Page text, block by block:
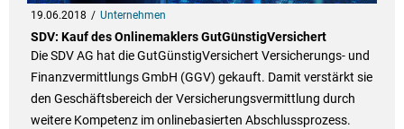
19.06.2018 Unternehmen
SDV: Kauf des Onlinemaklers GutGünstigVersichert
Die SDV AG hat die GutGünstigVersichert Versicherungs- und
Finanzvermittlungs GmbH (GGV) gekauft. Damit verstärkt sie
den Geschäftsbereich der Versicherungsvermittlung durch
weitere Kompetenz im onlinebasierten Abschlussprozess.